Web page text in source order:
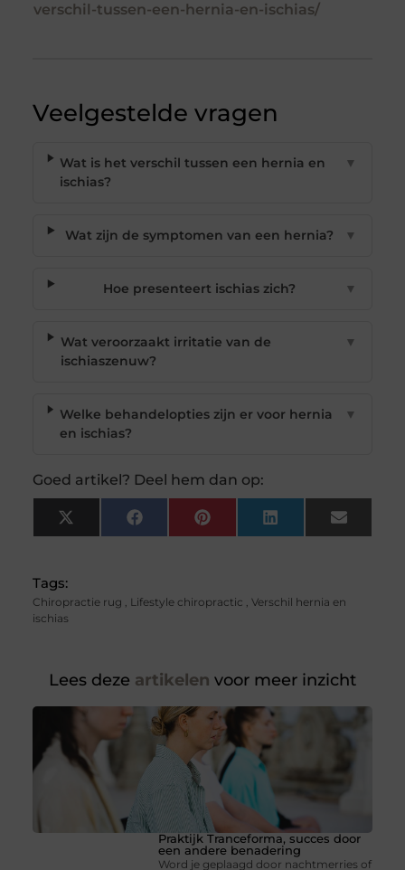
verschil-tussen-een-hernia-en-ischias/
Veelgestelde vragen
Wat is het verschil tussen een hernia en
ischias?
▼
Wat zijn de symptomen van een hernia? ▼
Hoe presenteert ischias zich? ▼
Wat veroorzaakt irritatie van de
ischiaszenuw?
▼
Welke behandelopties zijn er voor hernia
en ischias?
▼
Goed artikel? Deel hem dan op:
X
(Twitter)
FacebookPinterest LinkedIn Email
Tags:
Chiropractie rug , Lifestyle chiropractic , Verschil hernia en
ischias
Lees deze artikelen voor meer inzicht
Praktijk Tranceforma, succes door
een andere benadering
Word je geplaagd door nachtmerries of